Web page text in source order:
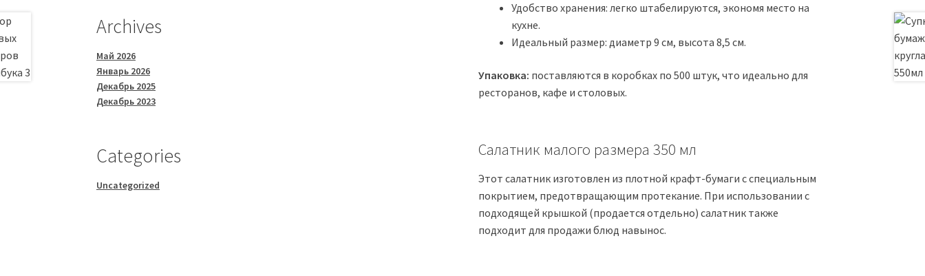
Удобство хранения: легко штабелируются, экономя место на
кухне.
Идеальный размер: диаметр 9 см, высота 8,5 см.
Упаковка: поставляются в коробках по 500 штук, что идеально для
ресторанов, кафе и столовых.
Салатник малого размера 350 мл
Этот салатник изготовлен из плотной крафт-бумаги с специальным
покрытием, предотвращающим протекание. При использовании с
подходящей крышкой (продается отдельно) салатник также
подходит для продажи блюд навынос.
Archives
Май 2026
Январь 2026
Декабрь 2025
Декабрь 2023
Categories
Uncategorized